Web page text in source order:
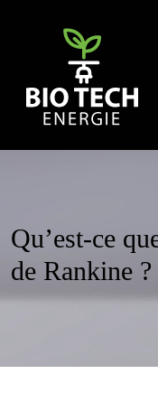
Qu’est-ce
de Rankine ?